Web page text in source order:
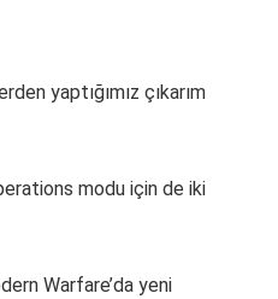
yaptığımız çıkarım
modu için de iki
Warfare’da yeni